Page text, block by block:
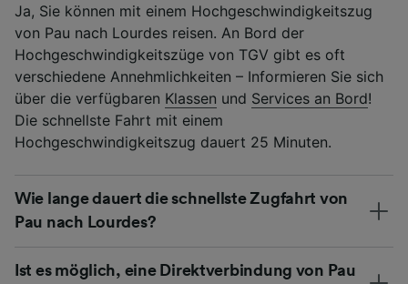
Ja, Sie können mit einem Hochgeschwindigkeitszug
von Pau nach Lourdes reisen. An Bord der
Hochgeschwindigkeitszüge von TGV gibt es oft
verschiedene Annehmlichkeiten – Informieren Sie sich
über die verfügbaren Klassen und Services an Bord!
Die schnellste Fahrt mit einem
Hochgeschwindigkeitszug dauert 25 Minuten.
Wie lange dauert die schnellste Zugfahrt von
Pau nach Lourdes?
Ist es möglich, eine Direktverbindung von Pau